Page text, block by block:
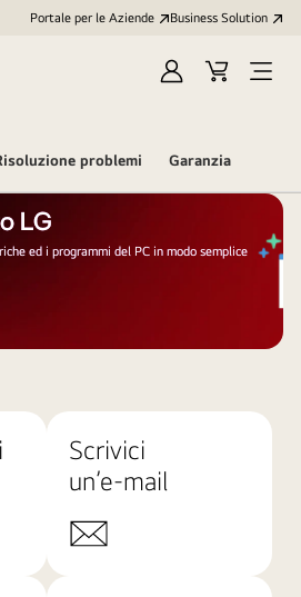
Portale per le Aziende Business Solution
AccediCart
Open
problemi Garanzia
LG
ed i programmi del PC in modo semplice
Scrivici
un’e-mail